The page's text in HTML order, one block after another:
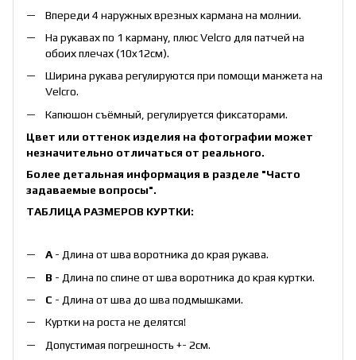
Впереди 4 наружных врезных кармана на молнии.
На рукавах по 1 карману, плюс Velcro для патчей на
обоих плечах (10x12см).
Ширина рукава регулируются при помощи манжета на
Velcro.
Капюшон съёмный, регулируется фиксаторами.
Цвет или оттенок изделия на фотографии может
незначительно отличаться от реального.
Более детальная информация в разделе "Часто
задаваемые вопросы".
ТАБЛИЦА РАЗМЕРОВ КУРТКИ:
А - Длина от шва воротника до края рукава.
B - Длина по спине от шва воротника до края куртки.
С - Длина от шва до шва подмышками.
Куртки на роста не делятся!
Допустимая погрешность +- 2см.